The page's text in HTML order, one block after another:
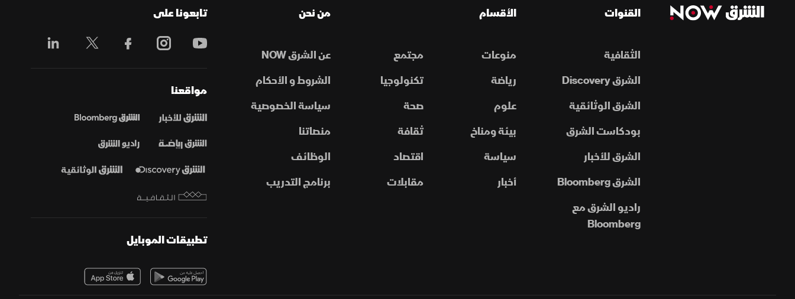
القنوات
الثقافية
الشرق Discovery
الشرق الوثائقية
بودكاست الشرق
الشرق للأخبار
الشرق Bloomberg
راديو الشرق مع
Bloomberg
الأقسام
منوعات
مجتمع
رياضة
تكنولوجيا
علوم
صحة
بيئة ومناخ
ثقافة
سياسة
اقتصاد
أخبار
مقابلات
من نحن
عن الشرق NOW
الشروط و الأحكام
سياسة الخصوصية
منصاتنا
الوظائف
برنامج التدريب
تابعونا على
مواقعنا
تطبيقات الموبايل